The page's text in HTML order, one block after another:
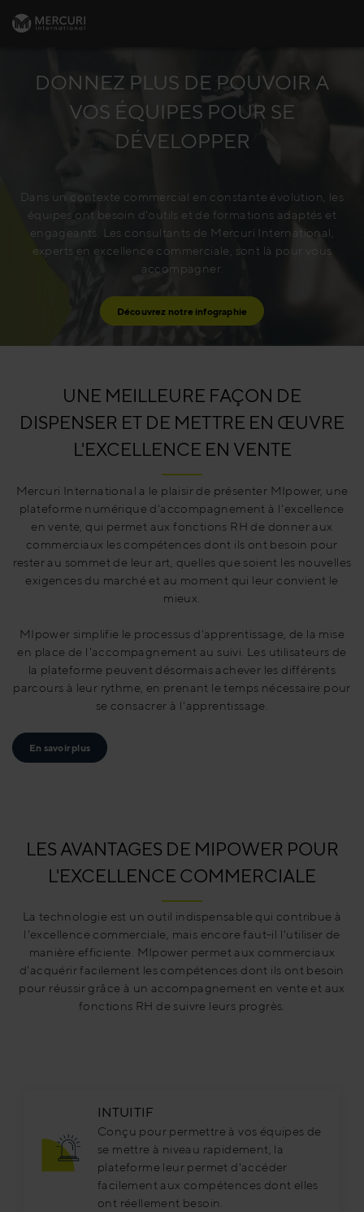
DONNEZ PLUS DE POUVOIR A
VOS ÉQUIPES POUR SE
DÉVELOPPER
Dans un contexte commercial en constante évolution, les
équipes ont besoin d'outils et de formations adaptés et
engageants. Les consultants de Mercuri International,
experts en excellence commerciale, sont là pour vous
accompagner.
Découvrez notre infographie
UNE MEILLEURE FAÇON DE
DISPENSER ET DE METTRE EN ŒUVRE
L'EXCELLENCE EN VENTE
Mercuri International a le plaisir de présenter MIpower, une
plateforme numérique d'accompagnement à l'excellence
en vente, qui permet aux fonctions RH de donner aux
commerciaux les compétences dont ils ont besoin pour
rester au sommet de leur art, quelles que soient les nouvelles
exigences du marché et au moment qui leur convient le
mieux.
MIpower simplifie le processus d'apprentissage, de la mise
en place de l'accompagnement au suivi. Les utilisateurs de
la plateforme peuvent désormais achever les différents
parcours à leur rythme, en prenant le temps nécessaire pour
se consacrer à l'apprentissage.
En savoir plus
LES AVANTAGES DE MIPOWER POUR
L'EXCELLENCE COMMERCIALE
La technologie est un outil indispensable qui contribue à
l'excellence commerciale, mais encore faut-il l'utiliser de
manière efficiente. MIpower permet aux commerciaux
d'acquérir facilement les compétences dont ils ont besoin
pour réussir grâce à un accompagnement en vente et aux
fonctions RH de suivre leurs progrès.
INTUITIF
Conçu pour permettre à vos équipes de
se mettre à niveau rapidement, la
plateforme leur permet d'accéder
facilement aux compétences dont elles
ont réellement besoin.